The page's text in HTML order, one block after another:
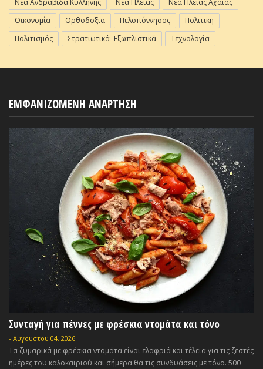
Νέα Ανδραβίδα Κυλλήνης
Νέα Ηλείας
Νέα Ηλείας Αχαΐας
Οικονομία
Ορθοδοξια Πελοπόννησος
Πολιτικη
Πολιτισμός
Στρατιωτικά- Εξωπλιστικά Τεχνολογία
ΕΜΦΑΝΙΖΟΜΕΝΗ ΑΝΑΡΤΗΣΗ
Συνταγή για πέννες με φρέσκια ντομάτα και τόνο
- Αυγούστου 04, 2026
Τα ζυμαρικά με φρέσκια ντομάτα είναι ελαφριά και τέλεια για τις ζεστές
ημέρες του καλοκαιριού και σήμερα θα τις συνδυάσεις με τόνο. 500